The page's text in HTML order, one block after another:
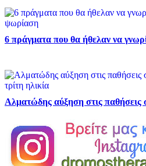
6 πράγματα που θα ήθελαν να
Αλματώδης αύξηση στις παθήσεις